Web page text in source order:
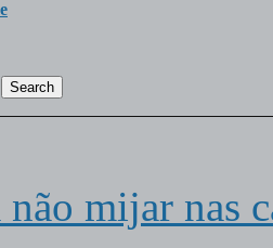
Search
mijar nas